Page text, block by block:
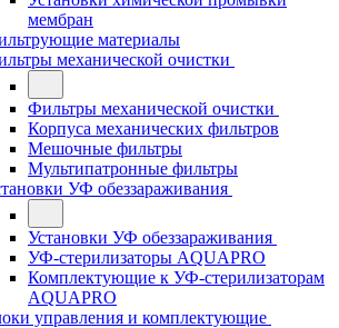
мембран
материалы
механической очистки
Фильтры механической очистки
Корпуса механических фильтров
Мешочные фильтры
Мультипатронные фильтры
УФ обеззараживания
Установки УФ обеззараживания
УФ-стерилизаторы AQUAPRO
Комплектующие к УФ-стерилизаторам
AQUAPRO
управления и комплектующие